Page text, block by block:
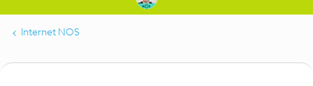
Internet NOS